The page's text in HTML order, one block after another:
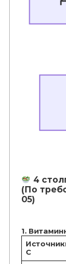
4
(По
05)
1.
С